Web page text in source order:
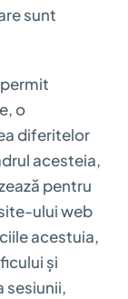
sunt
o
diferitelor
acesteia,
pentru
ului web
acestuia,
și
sesiunii,